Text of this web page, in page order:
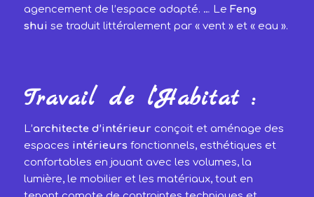
agencement de l’espace adapté. … Le Feng
shui se traduit littéralement par « vent » et « eau ».
Travail de l’Habitat :
L’architecte d’intérieurconçoit et aménage des
espaces intérieurs fonctionnels, esthétiques et
confortables en jouant avec les volumes, la
lumière, le mobilier et les matériaux, tout en